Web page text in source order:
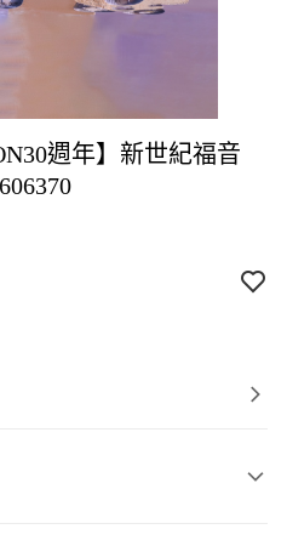
週年】新世紀福音